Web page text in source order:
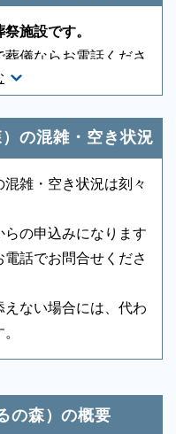
○ 社葬対応 -
-
-
○ 宗教者控室 ○
- 貸布団
- 冷蔵庫
- 多目的トイレ
- エントランス
○
づるの森）では葬祭場
施設です。
儀ならお電話くださ
で通夜・葬儀・火葬
います。もしもの時
り急ぎお電話くださ
がら段取りを進めま
の混雑・空き状況
雑・空き状況は刻々
の申込みになります
話でお問合せくださ
ない場合には、代わ
の森）の概要